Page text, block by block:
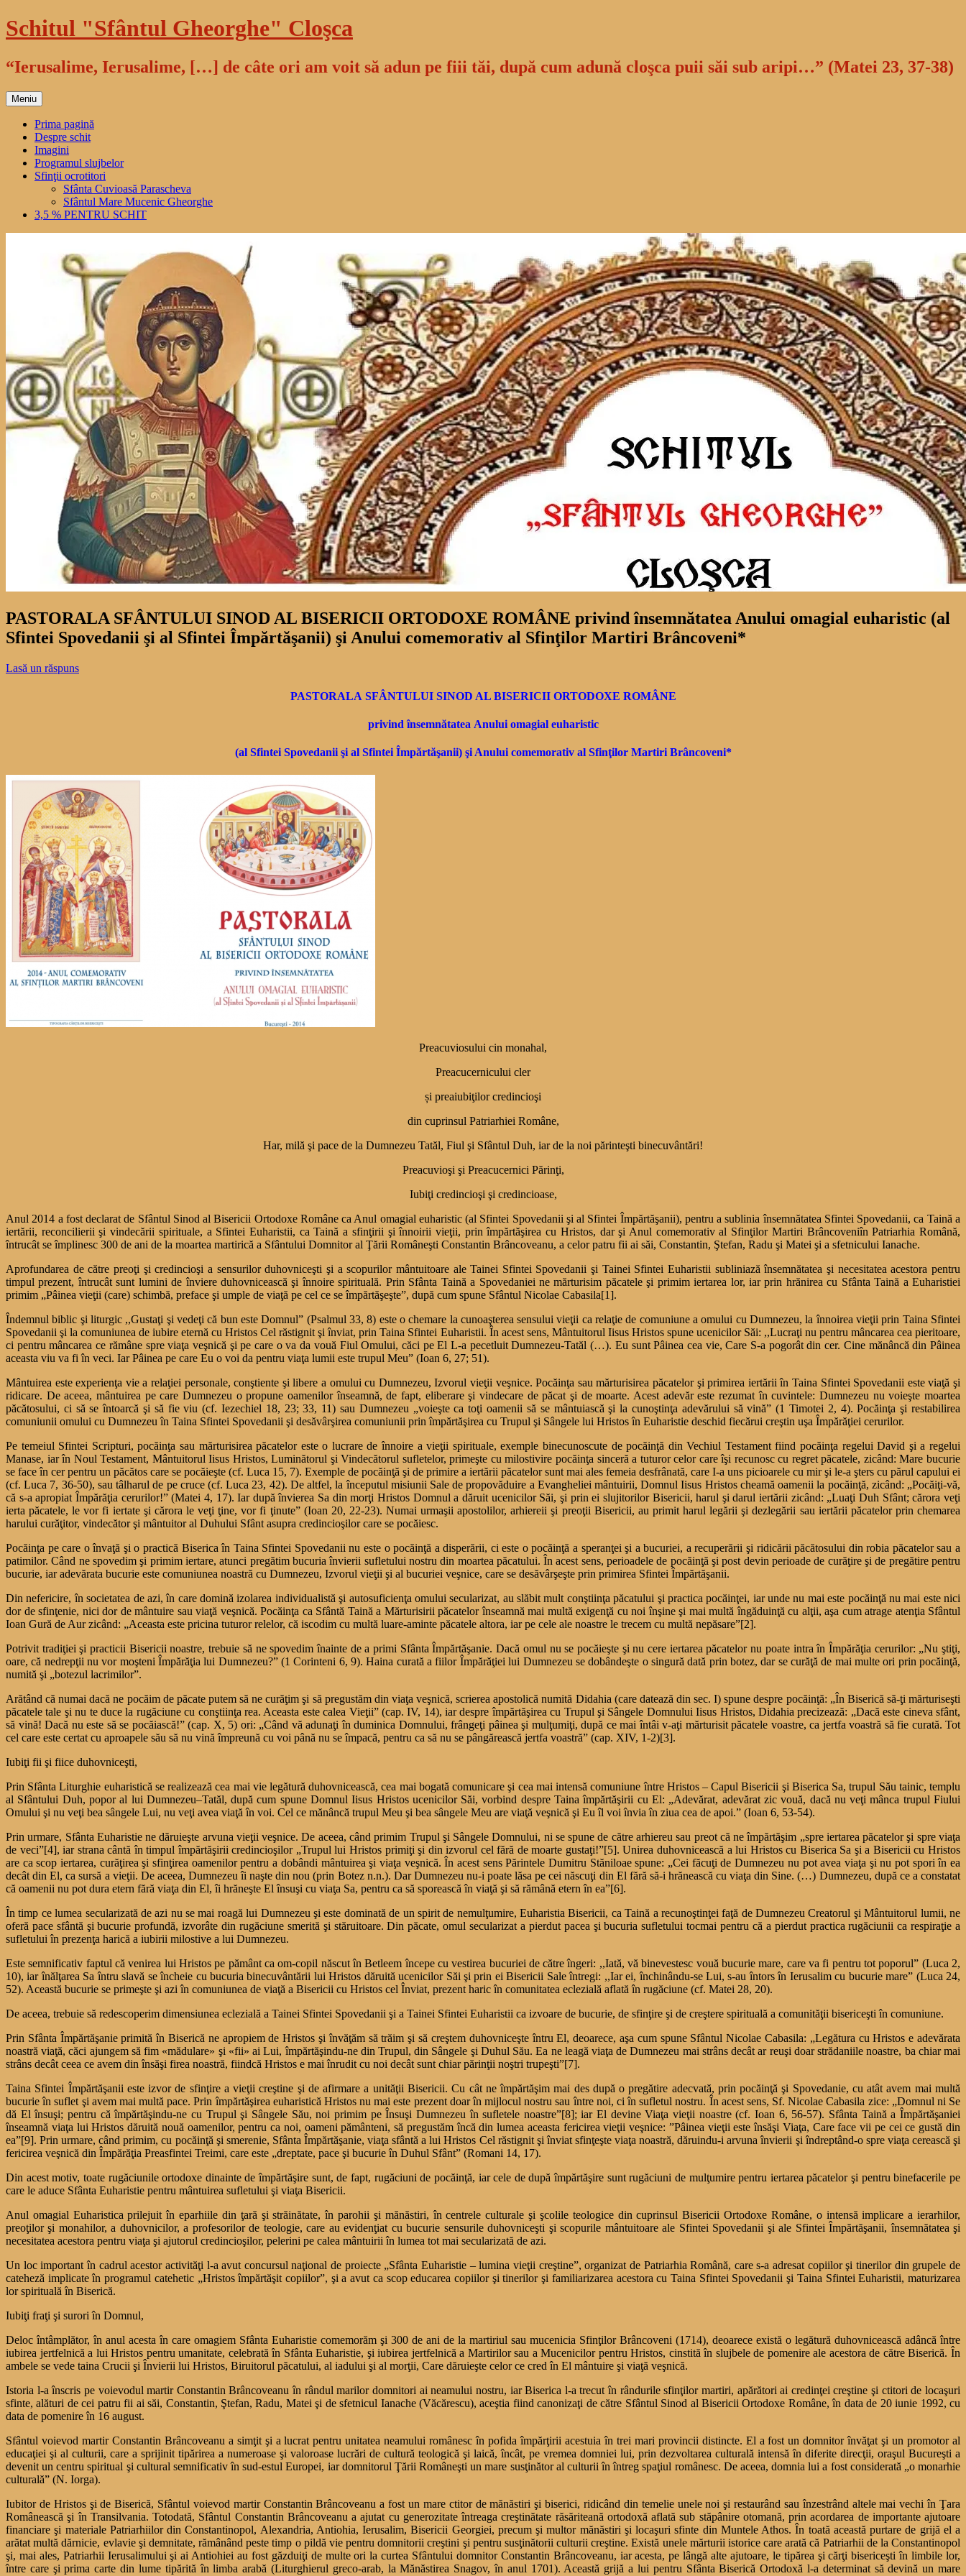
Sari
la
Schitul "Sfântul Gheorghe" Cloşca
“Ierusalime, Ierusalime, […] de câte ori am voit să adun pe fiii tăi, după cum adună cloşca puii săi sub aripi…” (Matei 23, 37-38)
Meniu
Prima pagină
Despre schit
Imagini
Programul slujbelor
Sfinţii ocrotitori
Sfânta Cuvioasă Parascheva
Sfântul Mare Mucenic Gheorghe
3,5 % PENTRU SCHIT
PASTORALA SFÂNTULUI SINOD AL BISERICII ORTODOXE ROMÂNE privind însemnătatea Anului omagial euharistic (al
Sfintei Spovedanii şi al Sfintei Împărtăşanii) şi Anului comemorativ al Sfinţilor Martiri Brâncoveni*
Lasă un răspuns
PASTORALA SFÂNTULUI SINOD AL BISERICII ORTODOXE ROMÂNE
privind însemnătatea Anului omagial euharistic
(al Sfintei Spovedanii şi al Sfintei Împărtăşanii) şi Anului comemorativ al Sfinţilor Martiri Brâncoveni*
Preacuviosului cin monahal,
Preacucernicului cler
și preaiubiţilor credincioşi
din cuprinsul Patriarhiei Române,
Har, milă şi pace de la Dumnezeu Tatăl, Fiul şi Sfântul Duh, iar de la noi părinteşti binecuvântări!
Preacuvioşi şi Preacucernici Părinţi,
Iubiţi credincioşi şi credincioase,
Anul 2014 a fost declarat de Sfântul Sinod al Bisericii Ortodoxe Române ca Anul omagial euharistic (al Sfintei Spovedanii şi al Sfintei Împărtăşanii), pentru a sublinia însemnătatea Sfintei Spovedanii, ca Taină a
iertării, reconcilierii şi vindecării spirituale, a Sfintei Euharistii, ca Taină a sfinţirii şi înnoirii vieţii, prin împărtăşirea cu Hristos, dar şi Anul comemorativ al Sfinţilor Martiri Brâncoveniîn Patriarhia Română,
întrucât se împlinesc 300 de ani de la moartea martirică a Sfântului Domnitor al Ţării Româneşti Constantin Brâncoveanu, a celor patru fii ai săi, Constantin, Ştefan, Radu şi Matei şi a sfetnicului Ianache.
Aprofundarea de către preoţi şi credincioşi a sensurilor duhovniceşti şi a scopurilor mântuitoare ale Tainei Sfintei Spovedanii şi Tainei Sfintei Euharistii subliniază însemnătatea şi necesitatea acestora pentru
timpul prezent, întrucât sunt lumini de înviere duhovnicească şi înnoire spirituală. Prin Sfânta Taină a Spovedaniei ne mărturisim păcatele şi primim iertarea lor, iar prin hrănirea cu Sfânta Taină a Euharistiei
primim „Pâinea vieţii (care) schimbă, preface şi umple de viaţă pe cel ce se împărtăşeşte”, după cum spune Sfântul Nicolae Cabasila[1].
Îndemnul biblic şi liturgic ,,Gustaţi şi vedeţi că bun este Domnul” (Psalmul 33, 8) este o chemare la cunoaşterea sensului vieţii ca relaţie de comuniune a omului cu Dumnezeu, la înnoirea vieţii prin Taina Sfintei
Spovedanii şi la comuniunea de iubire eternă cu Hristos Cel răstignit şi înviat, prin Taina Sfintei Euharistii. În acest sens, Mântuitorul Iisus Hristos spune ucenicilor Săi: ,,Lucraţi nu pentru mâncarea cea pieritoare,
ci pentru mâncarea ce rămâne spre viaţa veşnică şi pe care o va da vouă Fiul Omului, căci pe El L-a pecetluit Dumnezeu-Tatăl (…). Eu sunt Pâinea cea vie, Care S-a pogorât din cer. Cine mănâncă din Pâinea
aceasta viu va fi în veci. Iar Pâinea pe care Eu o voi da pentru viaţa lumii este trupul Meu” (Ioan 6, 27; 51).
Mântuirea este experienţa vie a relaţiei personale, conştiente şi libere a omului cu Dumnezeu, Izvorul vieţii veşnice. Pocăinţa sau mărturisirea păcatelor şi primirea iertării în Taina Sfintei Spovedanii este viaţă şi
ridicare. De aceea, mântuirea pe care Dumnezeu o propune oamenilor înseamnă, de fapt, eliberare şi vindecare de păcat şi de moarte. Acest adevăr este rezumat în cuvintele: Dumnezeu nu voieşte moartea
păcătosului, ci să se întoarcă şi să fie viu (cf. Iezechiel 18, 23; 33, 11) sau Dumnezeu „voieşte ca toţi oamenii să se mântuiască şi la cunoştinţa adevărului să vină” (1 Timotei 2, 4). Pocăinţa şi restabilirea
comuniunii omului cu Dumnezeu în Taina Sfintei Spovedanii şi desăvârşirea comuniunii prin împărtăşirea cu Trupul şi Sângele lui Hristos în Euharistie deschid fiecărui creştin uşa Împărăţiei cerurilor.
Pe temeiul Sfintei Scripturi, pocăinţa sau mărturisirea păcatelor este o lucrare de înnoire a vieţii spirituale, exemple binecunoscute de pocăinţă din Vechiul Testament fiind pocăinţa regelui David şi a regelui
Manase, iar în Noul Testament, Mântuitorul Iisus Hristos, Luminătorul şi Vindecătorul sufletelor, primeşte cu milostivire pocăinţa sinceră a tuturor celor care îşi recunosc cu regret păcatele, zicând: Mare bucurie
se face în cer pentru un păcătos care se pocăieşte (cf. Luca 15, 7). Exemple de pocăinţă şi de primire a iertării păcatelor sunt mai ales femeia desfrânată, care I-a uns picioarele cu mir şi le-a şters cu părul capului ei
(cf. Luca 7, 36-50), sau tâlharul de pe cruce (cf. Luca 23, 42). De altfel, la începutul misiunii Sale de propovăduire a Evangheliei mântuirii, Domnul Iisus Hristos cheamă oamenii la pocăinţă, zicând: „Pocăiţi-vă,
că s-a apropiat Împărăţia cerurilor!” (Matei 4, 17). Iar după învierea Sa din morţi Hristos Domnul a dăruit ucenicilor Săi, şi prin ei slujitorilor Bisericii, harul şi darul iertării zicând: „Luaţi Duh Sfânt; cărora veţi
ierta păcatele, le vor fi iertate şi cărora le veţi ţine, vor fi ţinute” (Ioan 20, 22-23). Numai urmaşii apostolilor, arhiereii şi preoţii Bisericii, au primit harul legării şi dezlegării sau iertării păcatelor prin chemarea
harului curăţitor, vindecător şi mântuitor al Duhului Sfânt asupra credincioşilor care se pocăiesc.
Pocăinţa pe care o învaţă şi o practică Biserica în Taina Sfintei Spovedanii nu este o pocăinţă a disperării, ci este o pocăinţă a speranţei şi a bucuriei, a recuperării şi ridicării păcătosului din robia păcatelor sau a
patimilor. Când ne spovedim şi primim iertare, atunci pregătim bucuria învierii sufletului nostru din moartea păcatului. În acest sens, perioadele de pocăinţă şi post devin perioade de curăţire şi de pregătire pentru
bucurie, iar adevărata bucurie este comuniunea noastră cu Dumnezeu, Izvorul vieţii şi al bucuriei veşnice, care se desăvârşeşte prin primirea Sfintei Împărtăşanii.
Din nefericire, în societatea de azi, în care domină izolarea individualistă şi autosuficienţa omului secularizat, au slăbit mult conştiinţa păcatului şi practica pocăinţei, iar unde nu mai este pocăinţă nu mai este nici
dor de sfinţenie, nici dor de mântuire sau viaţă veşnică. Pocăinţa ca Sfântă Taină a Mărturisirii păcatelor înseamnă mai multă exigenţă cu noi înşine şi mai multă îngăduinţă cu alţii, aşa cum atrage atenţia Sfântul
Ioan Gură de Aur zicând: „Aceasta este pricina tuturor relelor, că iscodim cu multă luare-aminte păcatele altora, iar pe cele ale noastre le trecem cu multă nepăsare”[2].
Potrivit tradiţiei şi practicii Bisericii noastre, trebuie să ne spovedim înainte de a primi Sfânta Împărtăşanie. Dacă omul nu se pocăieşte şi nu cere iertarea păcatelor nu poate intra în Împărăţia cerurilor: „Nu ştiţi,
oare, că nedrepţii nu vor moşteni Împărăţia lui Dumnezeu?” (1 Corinteni 6, 9). Haina curată a fiilor Împărăţiei lui Dumnezeu se dobândeşte o singură dată prin botez, dar se curăţă de mai multe ori prin pocăinţă,
numită şi „botezul lacrimilor”.
Arătând că numai dacă ne pocăim de păcate putem să ne curăţim şi să pregustăm din viaţa veşnică, scrierea apostolică numită Didahia (care datează din sec. I) spune despre pocăinţă: „În Biserică să-ţi mărturiseşti
păcatele tale şi nu te duce la rugăciune cu conştiinţa rea. Aceasta este calea Vieţii” (cap. IV, 14), iar despre împărtăşirea cu Trupul şi Sângele Domnului Iisus Hristos, Didahia precizează: „Dacă este cineva sfânt,
să vină! Dacă nu este să se pocăiască!” (cap. X, 5) ori: „Când vă adunaţi în duminica Domnului, frângeţi pâinea şi mulţumiţi, după ce mai întâi v-aţi mărturisit păcatele voastre, ca jertfa voastră să fie curată. Tot
cel care este certat cu aproapele său să nu vină împreună cu voi până nu se împacă, pentru ca să nu se pângărească jertfa voastră” (cap. XIV, 1-2)[3].
Iubiţi fii şi fiice duhovniceşti,
Prin Sfânta Liturghie euharistică se realizează cea mai vie legătură duhovnicească, cea mai bogată comunicare şi cea mai intensă comuniune între Hristos – Capul Bisericii şi Biserica Sa, trupul Său tainic, templu
al Sfântului Duh, popor al lui Dumnezeu–Tatăl, după cum spune Domnul Iisus Hristos ucenicilor Săi, vorbind despre Taina împărtăşirii cu El: „Adevărat, adevărat zic vouă, dacă nu veţi mânca trupul Fiului
Omului şi nu veţi bea sângele Lui, nu veţi avea viaţă în voi. Cel ce mănâncă trupul Meu şi bea sângele Meu are viaţă veşnică şi Eu îl voi învia în ziua cea de apoi.” (Ioan 6, 53-54).
Prin urmare, Sfânta Euharistie ne dăruieşte arvuna vieţii veşnice. De aceea, când primim Trupul şi Sângele Domnului, ni se spune de către arhiereu sau preot că ne împărtăşim „spre iertarea păcatelor şi spre viaţa
de veci”[4], iar strana cântă în timpul împărtăşirii credincioşilor „Trupul lui Hristos primiţi şi din izvorul cel fără de moarte gustaţi!”[5]. Unirea duhovnicească a lui Hristos cu Biserica Sa şi a Bisericii cu Hristos
are ca scop iertarea, curăţirea şi sfinţirea oamenilor pentru a dobândi mântuirea şi viaţa veşnică. În acest sens Părintele Dumitru Stăniloae spune: „Cei făcuţi de Dumnezeu nu pot avea viaţa şi nu pot spori în ea
decât din El, ca sursă a vieţii. De aceea, Dumnezeu îi naşte din nou (prin Botez n.n.). Dar Dumnezeu nu-i poate lăsa pe cei născuţi din El fără să-i hrănească cu viaţa din Sine. (…) Dumnezeu, după ce a constatat
că oamenii nu pot dura etern fără viaţa din El, îi hrăneşte El însuşi cu viaţa Sa, pentru ca să sporească în viaţă şi să rămână etern în ea”[6].
În timp ce lumea secularizată de azi nu se mai roagă lui Dumnezeu şi este dominată de un spirit de nemulţumire, Euharistia Bisericii, ca Taină a recunoştinţei faţă de Dumnezeu Creatorul şi Mântuitorul lumii, ne
oferă pace sfântă şi bucurie profundă, izvorâte din rugăciune smerită şi stăruitoare. Din păcate, omul secularizat a pierdut pacea şi bucuria sufletului tocmai pentru că a pierdut practica rugăciunii ca respiraţie a
sufletului în prezenţa harică a iubirii milostive a lui Dumnezeu.
Este semnificativ faptul că venirea lui Hristos pe pământ ca om-copil născut în Betleem începe cu vestirea bucuriei de către îngeri: ,,Iată, vă binevestesc vouă bucurie mare, care va fi pentru tot poporul” (Luca 2,
10), iar înălţarea Sa întru slavă se încheie cu bucuria binecuvântării lui Hristos dăruită ucenicilor Săi şi prin ei Bisericii Sale întregi: ,,Iar ei, închinându-se Lui, s-au întors în Ierusalim cu bucurie mare” (Luca 24,
52). Această bucurie se primeşte şi azi în comuniunea de viaţă a Bisericii cu Hristos cel Înviat, prezent haric în comunitatea eclezială aflată în rugăciune (cf. Matei 28, 20).
De aceea, trebuie să redescoperim dimensiunea eclezială a Tainei Sfintei Spovedanii şi a Tainei Sfintei Euharistii ca izvoare de bucurie, de sfinţire şi de creştere spirituală a comunităţii bisericeşti în comuniune.
Prin Sfânta Împărtăşanie primită în Biserică ne apropiem de Hristos şi învăţăm să trăim şi să creştem duhovniceşte întru El, deoarece, aşa cum spune Sfântul Nicolae Cabasila: „Legătura cu Hristos e adevărata
noastră viaţă, căci ajungem să fim «mădulare» şi «fii» ai Lui, împărtăşindu-ne din Trupul, din Sângele şi Duhul Său. Ea ne leagă viaţa de Dumnezeu mai strâns decât ar reuşi doar strădaniile noastre, ba chiar mai
strâns decât ceea ce avem din însăşi firea noastră, fiindcă Hristos e mai înrudit cu noi decât sunt chiar părinţii noştri trupeşti”[7].
Taina Sfintei Împărtăşanii este izvor de sfinţire a vieţii creştine şi de afirmare a unităţii Bisericii. Cu cât ne împărtăşim mai des după o pregătire adecvată, prin pocăinţă şi Spovedanie, cu atât avem mai multă
bucurie în suflet şi avem mai multă pace. Prin împărtăşirea euharistică Hristos nu mai este prezent doar în mijlocul nostru sau între noi, ci în sufletul nostru. În acest sens, Sf. Nicolae Cabasila zice: „Domnul ni Se
dă El însuşi; pentru că împărtăşindu-ne cu Trupul şi Sângele Său, noi primim pe Însuşi Dumnezeu în sufletele noastre”[8]; iar El devine Viaţa vieţii noastre (cf. Ioan 6, 56-57). Sfânta Taină a Împărtăşaniei
înseamnă viaţa lui Hristos dăruită nouă oamenilor, pentru ca noi, oameni pământeni, să pregustăm încă din lumea aceasta fericirea vieţii veşnice: ”Pâinea vieţii este însăşi Viaţa, Care face vii pe cei ce gustă din
ea”[9]. Prin urmare, când primim, cu pocăinţă şi smerenie, Sfânta Împărtăşanie, viaţa sfântă a lui Hristos Cel răstignit şi înviat sfinţeşte viaţa noastră, dăruindu-i arvuna învierii şi îndreptând-o spre viaţa cerească şi
fericirea veşnică din Împărăţia Preasfintei Treimi, care este „dreptate, pace şi bucurie în Duhul Sfânt” (Romani 14, 17).
Din acest motiv, toate rugăciunile ortodoxe dinainte de împărtăşire sunt, de fapt, rugăciuni de pocăinţă, iar cele de după împărtăşire sunt rugăciuni de mulţumire pentru iertarea păcatelor şi pentru binefacerile pe
care le aduce Sfânta Euharistie pentru mântuirea sufletului şi viaţa Bisericii.
Anul omagial Euharistica prilejuit în eparhiile din ţară şi străinătate, în parohii şi mănăstiri, în centrele culturale şi şcolile teologice din cuprinsul Bisericii Ortodoxe Române, o intensă implicare a ierarhilor,
preoţilor şi monahilor, a duhovnicilor, a profesorilor de teologie, care au evidenţiat cu bucurie sensurile duhovniceşti şi scopurile mântuitoare ale Sfintei Spovedanii şi ale Sfintei Împărtăşanii, însemnătatea şi
necesitatea acestora pentru viaţa şi ajutorul credincioşilor, pelerini pe calea mântuirii în lumea tot mai secularizată de azi.
Un loc important în cadrul acestor activităţi l-a avut concursul naţional de proiecte „Sfânta Euharistie – lumina vieţii creştine”, organizat de Patriarhia Română, care s-a adresat copiilor şi tinerilor din grupele de
cateheză implicate în programul catehetic „Hristos împărtăşit copiilor”, şi a avut ca scop educarea copiilor şi tinerilor şi familiarizarea acestora cu Taina Sfintei Spovedanii şi Taina Sfintei Euharistii, maturizarea
lor spirituală în Biserică.
Iubiţi fraţi şi surori în Domnul,
Deloc întâmplător, în anul acesta în care omagiem Sfânta Euharistie comemorăm şi 300 de ani de la martiriul sau mucenicia Sfinţilor Brâncoveni (1714), deoarece există o legătură duhovnicească adâncă între
iubirea jertfelnică a lui Hristos pentru umanitate, celebrată în Sfânta Euharistie, şi iubirea jertfelnică a Martirilor sau a Mucenicilor pentru Hristos, cinstită în slujbele de pomenire ale acestora de către Biserică. În
ambele se vede taina Crucii şi Învierii lui Hristos, Biruitorul păcatului, al iadului şi al morţii, Care dăruieşte celor ce cred în El mântuire şi viaţă veşnică.
Istoria l-a înscris pe voievodul martir Constantin Brâncoveanu în rândul marilor domnitori ai neamului nostru, iar Biserica l-a trecut în rândurile sfinţilor martiri, apărători ai credinţei creştine şi ctitori de locaşuri
sfinte, alături de cei patru fii ai săi, Constantin, Ştefan, Radu, Matei şi de sfetnicul Ianache (Văcărescu), aceştia fiind canonizaţi de către Sfântul Sinod al Bisericii Ortodoxe Române, în data de 20 iunie 1992, cu
data de pomenire în 16 august.
Sfântul voievod martir Constantin Brâncoveanu a simţit şi a lucrat pentru unitatea neamului românesc în pofida împărţirii acestuia în trei mari provincii distincte. El a fost un domnitor învăţat şi un promotor al
educaţiei şi al culturii, care a sprijinit tipărirea a numeroase şi valoroase lucrări de cultură teologică şi laică, încât, pe vremea domniei lui, prin dezvoltarea culturală intensă în diferite direcţii, oraşul Bucureşti a
devenit un centru spiritual şi cultural semnificativ în sud-estul Europei, iar domnitorul Ţării Româneşti un mare susţinător al culturii în întreg spaţiul românesc. De aceea, domnia lui a fost considerată „o monarhie
culturală” (N. Iorga).
Iubitor de Hristos şi de Biserică, Sfântul voievod martir Constantin Brâncoveanu a fost un mare ctitor de mănăstiri şi biserici, ridicând din temelie unele noi şi restaurând sau înzestrând altele mai vechi în Ţara
Românească şi în Transilvania. Totodată, Sfântul Constantin Brâncoveanu a ajutat cu generozitate întreaga creştinătate răsăriteană ortodoxă aflată sub stăpânire otomană, prin acordarea de importante ajutoare
financiare şi materiale Patriarhiilor din Constantinopol, Alexandria, Antiohia, Ierusalim, Bisericii Georgiei, precum şi multor mănăstiri şi locaşuri sfinte din Muntele Athos. În toată această purtare de grijă el a
arătat multă dărnicie, evlavie şi demnitate, rămânând peste timp o pildă vie pentru domnitorii creştini şi pentru susţinătorii culturii creştine. Există unele mărturii istorice care arată că Patriarhii de la Constantinopol
şi, mai ales, Patriarhii Ierusalimului şi ai Antiohiei au fost găzduiţi de multe ori la curtea Sfântului domnitor Constantin Brâncoveanu, iar acesta, pe lângă alte ajutoare, le tipărea şi cărţi bisericeşti în limbile lor,
între care şi prima carte din lume tipărită în limba arabă (Liturghierul greco-arab, la Mănăstirea Snagov, în anul 1701). Această grijă a lui pentru Sfânta Biserică Ortodoxă l-a determinat să devină un mare